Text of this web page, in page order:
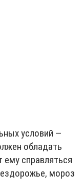
условий —
обладать
справляться
мороз